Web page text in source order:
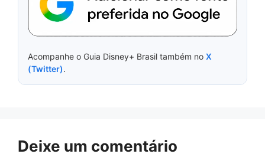
Acompanhe o Guia Disney+ Brasil também no X
(Twitter).
Deixe um comentário